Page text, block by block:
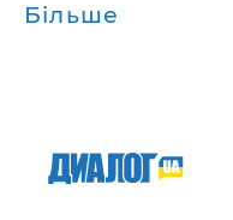
Більше